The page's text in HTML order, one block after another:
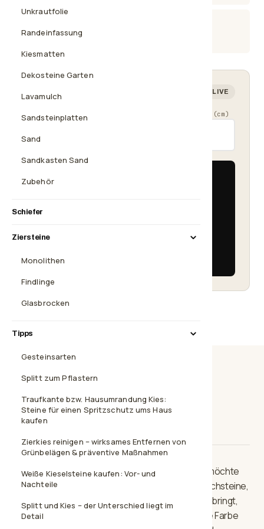
Unkrautfolie
Randeinfassung
Kiesmatten
Dekosteine Garten
Lavamulch
Sandsteinplatten
Sand
Sandkasten Sand
Zubehör
Schiefer
Ziersteine
Monolithen
Findlinge
Glasbrocken
Tipps
Gesteinsarten
Splitt zum Pflastern
Traufkante bzw. Hausumrandung Kies:
Steine für einen Spritzschutz ums Haus
kaufen
Zierkies reinigen – wirksames Entfernen von
Grünbelägen & präventive Maßnahmen
Weiße Kieselsteine kaufen: Vor- und
Nachteile
Splitt und Kies – der Unterschied liegt im
Detail
08638 2035925
LIVE
Länge (cm) Schütthöhe (cm)
5 m²
1× Big Bag 500 kg
370,90 €
Beschreibung Technische Daten
Ein Kies oder doch ein Edelsplitt? Dieser Zierkies möchte
beides sein. Er ist grau gehalten, hat optische Bruchsteine,
die aber rund abgeschliffen sind. Der Dolomit Kies bringt,
sobald er feucht wird, eine natürliche jurafarbene Farbe